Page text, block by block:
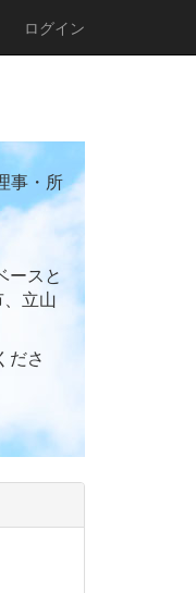
ログイン
事・所
ースと
立山
ださ